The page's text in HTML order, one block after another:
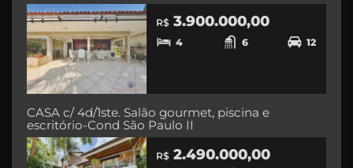
R$ 3.900.000,00
4 6 12
CASA c/ 4d/1ste. Salão gourmet, piscina e
escritório-Cond São Paulo II
R$ 2.490.000,00